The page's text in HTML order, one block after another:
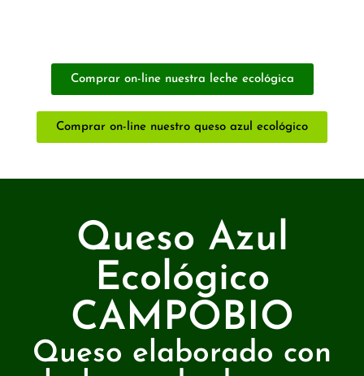
Comprar on-line nuestra leche ecológica
Comprar on-line nuestro queso azul ecológico
Queso Azul
Ecológico
CAMPOBIO
Queso elaborado con